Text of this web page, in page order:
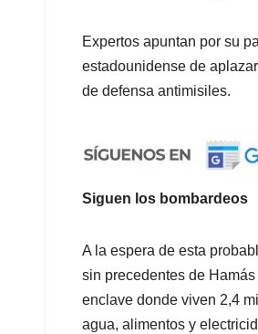
Expertos apuntan por su
estadounidense de
de defensa antimisiles.
Siguen los bombardeos
A la espera de esta
sin precedentes de
enclave donde viven 2,4
agua, alimentos y